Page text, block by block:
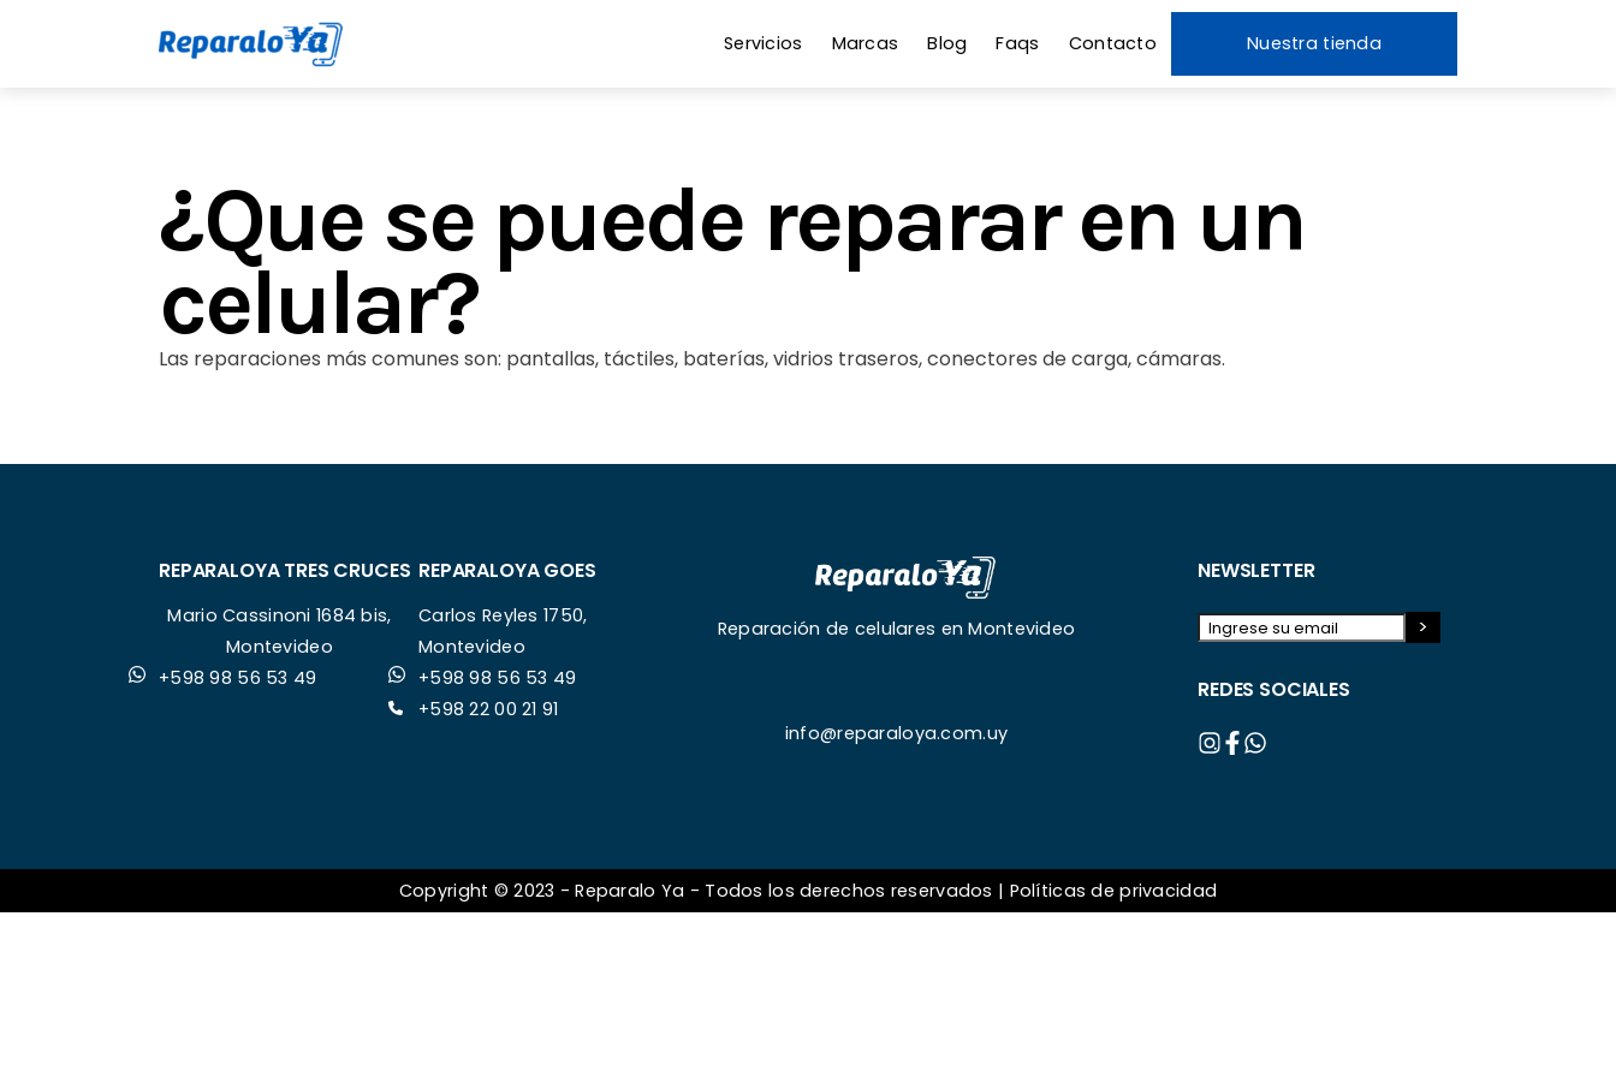
Servicios Marcas Blog Faqs Contacto Nuestra tienda
¿Que se puede reparar en un
celular?
Las reparaciones más comunes son: pantallas, táctiles, baterías, vidrios traseros, conectores de carga, cámaras.
REPARALOYA TRES CRUCES
Mario Cassinoni 1684 bis,
Montevideo
+598 98 56 53 49
REPARALOYA GOES
Carlos Reyles 1750,
Montevideo
+598 98 56 53 49
+598 22 00 21 91
Reparación de celulares en Montevideo
info@reparaloya.com.uy
NEWSLETTER
REDES SOCIALES
Copyright © 2023 - Reparalo Ya - Todos los derechos reservados | Políticas de privacidad